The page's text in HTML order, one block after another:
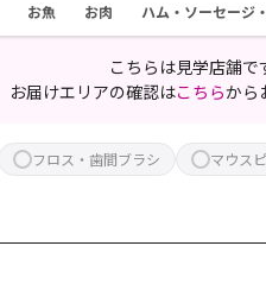
お魚 お肉 ハム・ソーセージ
こちらは見学店舗で
お届けエリアの確認はこちらから
フロス・歯間ブラシ マウス